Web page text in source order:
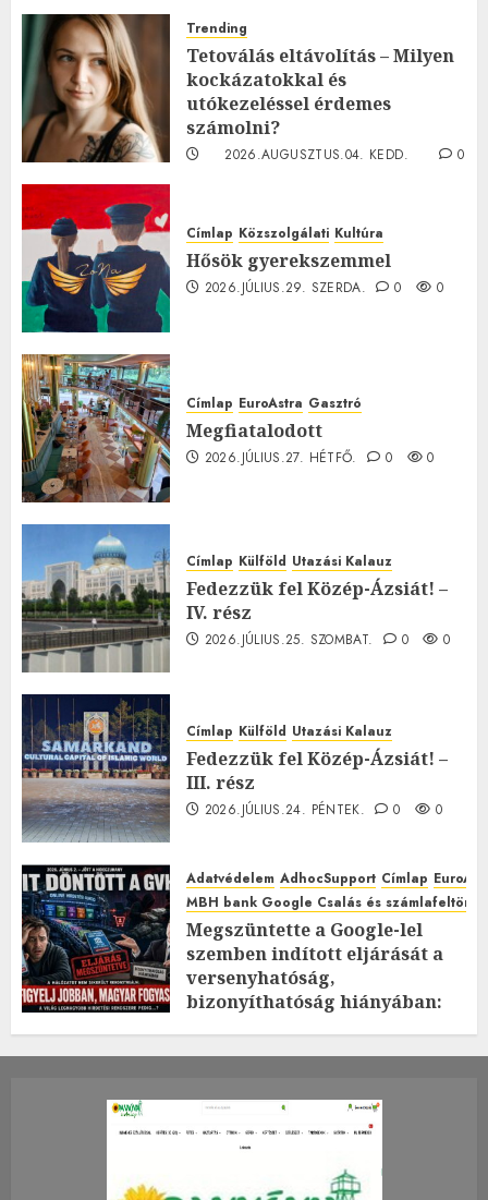
Trending
Tetoválás eltávolítás – Milyen
kockázatokkal és
utókezeléssel érdemes
számolni?
2026.AUGUSZTUS.04. KEDD.
0
Címlap Közszolgálati Kultúra
Hősök gyerekszemmel
2026.JÚLIUS.29. SZERDA. 0 0
Címlap EuroAstra Gasztró
Megfiatalodott
2026.JÚLIUS.27. HÉTFŐ. 0 0
Címlap Külföld Utazási Kalauz
Fedezzük fel Közép-Ázsiát! –
IV. rész
2026.JÚLIUS.25. SZOMBAT. 0 0
Címlap Külföld Utazási Kalauz
Fedezzük fel Közép-Ázsiát! –
III. rész
2026.JÚLIUS.24. PÉNTEK. 0 0
Adatvédelem AdhocSupport Címlap
MBH bank Google Csalás és
Megszüntette a Google-lel
szemben indított eljárását a
versenyhatóság,
bizonyíthatóság hiányában:
2026.JÚLIUS.23. CSÜTÖRTÖK.
0